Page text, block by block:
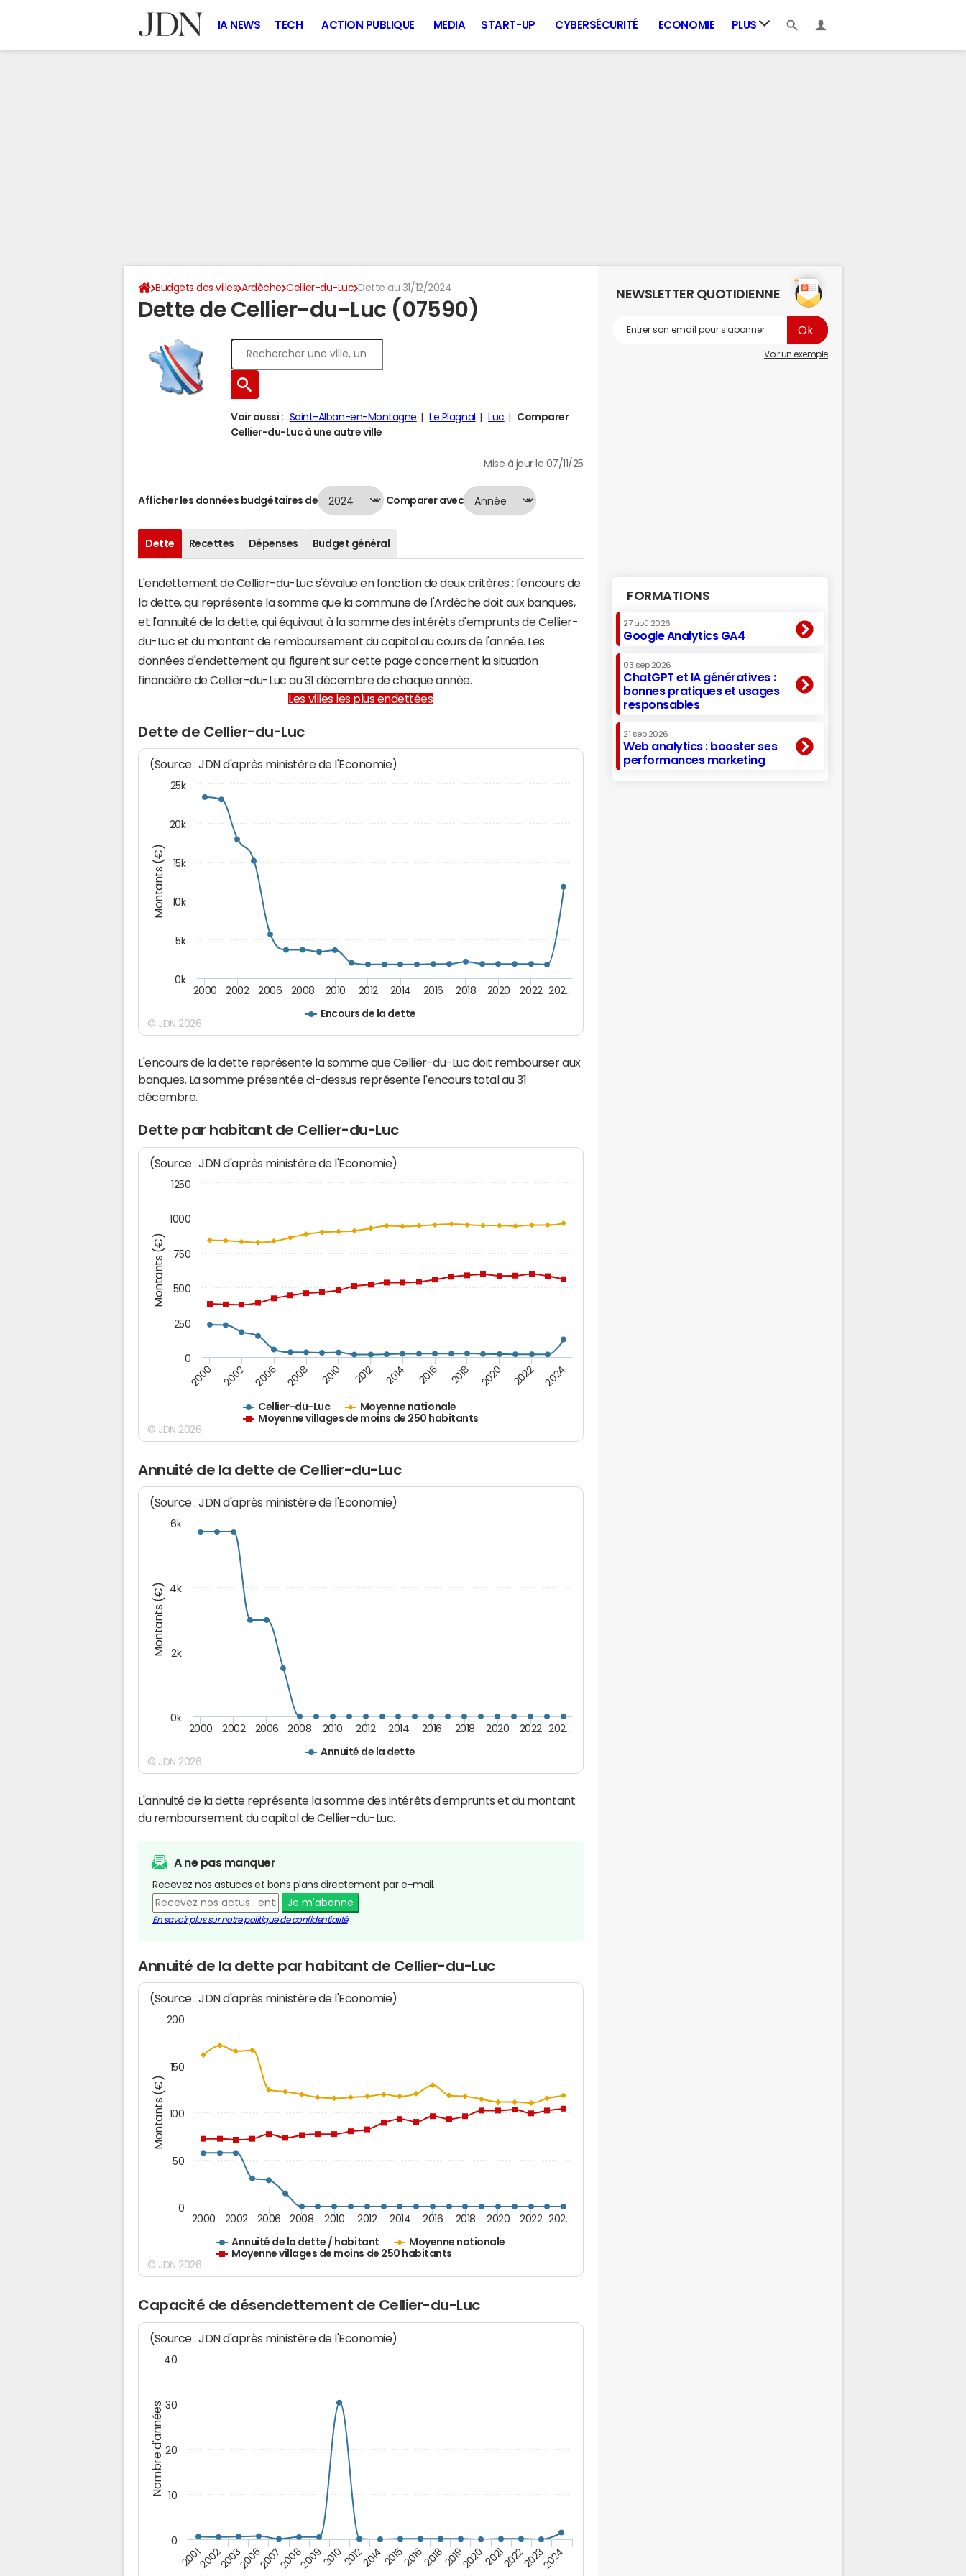
IA NEWS TECH ACTION PUBLIQUE MEDIA START-UP CYBERSÉCURITÉ ECONOMIE PLUS
Budgets des villes Ardèche Cellier-du-Luc Dette au 31/12/2024
Dette de Cellier-du-Luc (07590)
Voir aussi : Saint-Alban-en-Montagne Le Plagnal Luc
Comparer
Cellier-du-Luc à une autre ville
Mise à jour le 07/11/25
Afficher les données budgétaires de Comparer avec
Dette Recettes Dépenses Budget général
L'endettement de Cellier-du-Luc s'évalue en fonction de deux critères : l'encours de
la dette, qui représente la somme que la commune de l'Ardèche doit aux banques,
et l'annuité de la dette, qui équivaut à la somme des intérêts d'emprunts de Cellier-
du-Luc et du montant de remboursement du capital au cours de l'année. Les
données d'endettement qui figurent sur cette page concernent la situation
financière de Cellier-du-Luc au 31 décembre de chaque année.
Les villes les plus endettées
Dette de Cellier-du-Luc
Montants (€)
(Source : JDN d'après ministère de l'Economie)
Encours de la dette
2000 2002 2006 2008 2010 2012 2014 2016 2018 2020 2022 202…
0k
5k
10k
15k
20k
25k
© JDN 2026
L'encours de la dette représente la somme que Cellier-du-Luc doit rembourser aux
banques. La somme présentée ci-dessus représente l'encours total au 31
décembre.
Dette par habitant de Cellier-du-Luc
Montants (€)
(Source : JDN d'après ministère de l'Economie)
Cellier-du-Luc
Moyenne nationale
Moyenne villages de moins de 250 habitants
2000 2002 2006 2008 2010 2012 2014 2016 2018 2020 2022 2024
0
250
500
750
1000
1250
© JDN 2026
Annuité de la dette de Cellier-du-Luc
Montants (€)
(Source : JDN d'après ministère de l'Economie)
Annuité de la dette
2000 2002 2006 2008 2010 2012 2014 2016 2018 2020 2022 202…
0k
2k
4k
6k
© JDN 2026
L'annuité de la dette représente la somme des intérêts d'emprunts et du montant
du remboursement du capital de Cellier-du-Luc.
A ne pas manquer
Recevez nos astuces et bons plans directement par e-mail.
Je m'abonne
En savoir plus sur notre politique de confidentialité
Annuité de la dette par habitant de Cellier-du-Luc
Montants (€)
(Source : JDN d'après ministère de l'Economie)
Annuité de la dette / habitant
Moyenne nationale
Moyenne villages de moins de 250 habitants
2000 2002 2006 2008 2010 2012 2014 2016 2018 2020 2022 202…
0
50
100
150
200
© JDN 2026
Capacité de désendettement de Cellier-du-Luc
Nombre d'années
(Source : JDN d'après ministère de l'Economie)
2001200220032006200720082009201020122014201520162018201920202021202220232024
0
10
20
30
40
NEWSLETTER QUOTIDIENNE
Voir un exemple
FORMATIONS
27 aoû 2026
Google Analytics GA4
03 sep 2026
ChatGPT et IA génératives :
bonnes pratiques et usages
responsables
21 sep 2026
Web analytics : booster ses
performances marketing